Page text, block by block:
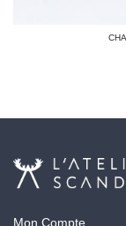
Mon Compte